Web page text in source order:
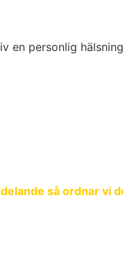
en personlig
så ordnar vi